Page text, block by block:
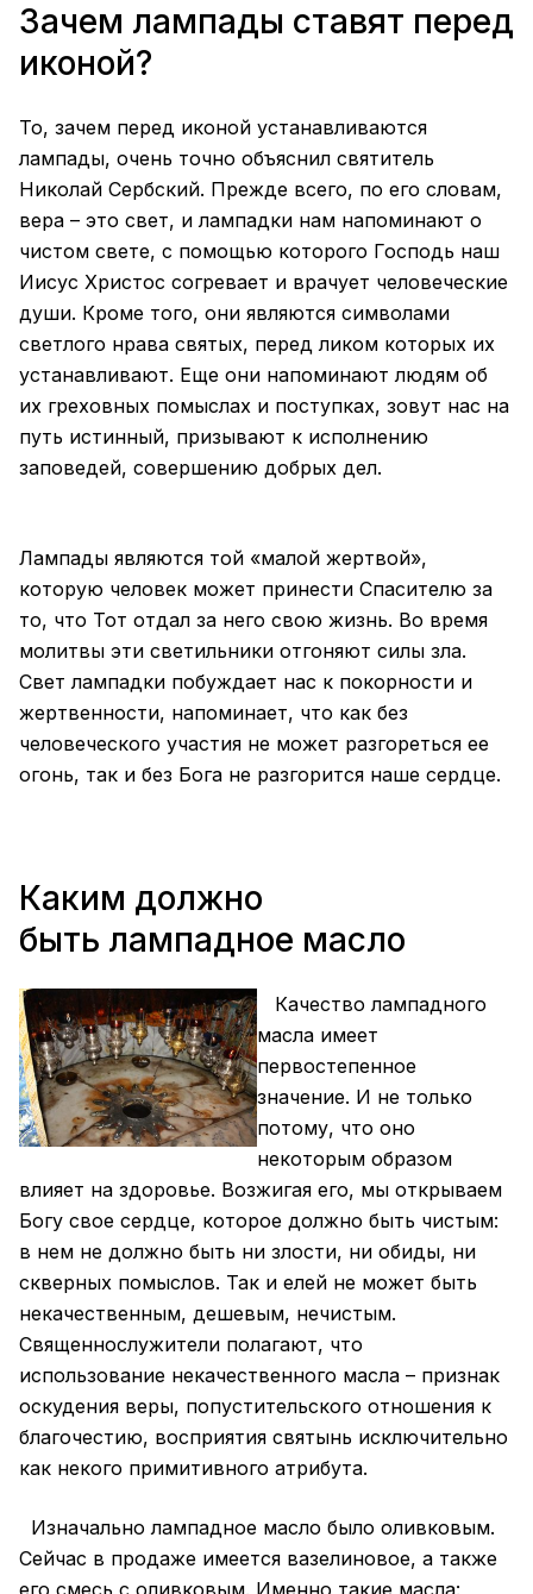
Зачем лампады ставят перед
иконой?
То, зачем перед иконой устанавливаются
лампады, очень точно объяснил святитель
Николай Сербский. Прежде всего, по его словам,
вера – это свет, и лампадки нам напоминают о
чистом свете, с помощью которого Господь наш
Иисус Христос согревает и врачует человеческие
души. Кроме того, они являются символами
светлого нрава святых, перед ликом которых их
устанавливают. Еще они напоминают людям об
их греховных помыслах и поступках, зовут нас на
путь истинный, призывают к исполнению
заповедей, совершению добрых дел.
Лампады являются той «малой жертвой»,
которую человек может принести Спасителю за
то, что Тот отдал за него свою жизнь. Во время
молитвы эти светильники отгоняют силы зла.
Свет лампадки побуждает нас к покорности и
жертвенности, напоминает, что как без
человеческого участия не может разгореться ее
огонь, так и без Бога не разгорится наше сердце.
Каким должно
быть лампадное масло
Качество лампадного
масла имеет
первостепенное
значение. И не только
потому, что оно
некоторым образом
влияет на здоровье. Возжигая его, мы открываем
Богу свое сердце, которое должно быть чистым:
в нем не должно быть ни злости, ни обиды, ни
скверных помыслов. Так и елей не может быть
некачественным, дешевым, нечистым.
Священнослужители полагают, что
использование некачественного масла – признак
оскудения веры, попустительского отношения к
благочестию, восприятия святынь исключительно
как некого примитивного атрибута.
Изначально лампадное масло было оливковым.
Сейчас в продаже имеется вазелиновое, а также
его смесь с оливковым. Именно такие масла: